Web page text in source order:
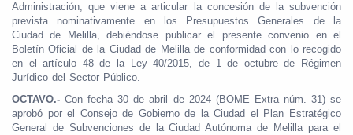
Administración, que viene a articular la concesión de la subvención
prevista nominativamente en los Presupuestos Generales de la
Ciudad de Melilla, debiéndose publicar el presente convenio en el
Boletín Oficial de la Ciudad de Melilla de conformidad con lo recogido
en el artículo 48 de la Ley 40/2015, de 1 de octubre de Régimen
Jurídico del Sector Público.
OCTAVO.-Con fecha 30 de abril de 2024 (BOME Extra núm. 31) se
aprobó por el Consejo de Gobierno de la Ciudad el Plan Estratégico
General de Subvenciones de la Ciudad Autónoma de Melilla para el